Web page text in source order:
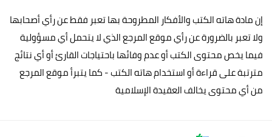
إن مادة هاته الكتب والأفكار المطروحة بها تعبر فقط عن رأي أصحابها
ولا تعبر بالضرورة عن رأي موقع المرجع الذي لا يتحمل أي مسؤولية
فيما يخص محتوى الكتب أو عدم وفائها باحتياجات القارئ أو أي نتائج
مترتبة على قراءة أو استخدام هاته الكتب - كما يتبرأ موقع المرجع
من أي محتوى يخالف العقيدة الإسلامية